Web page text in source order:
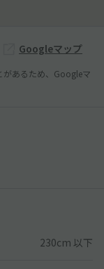
Googleマップ
あるため、Googleマ
230cm 以下